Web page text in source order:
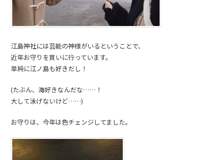
江島神社には芸能の神様がいるということで、
近年お守りを買いに行っています。
単純に江ノ島も好きだし！
(たぶん、海好きなんだな……！
大して泳げないけど……)
お守りは、今年は色チェンジしてました。